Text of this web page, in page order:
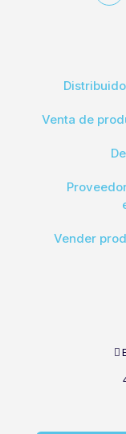
Venta de
Vender